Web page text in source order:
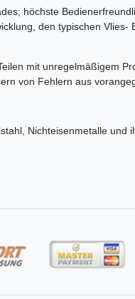
höchste
den typischen Vlies-
mit unregelmäßigem
von Fehlern aus
Nichteisenmetalle und